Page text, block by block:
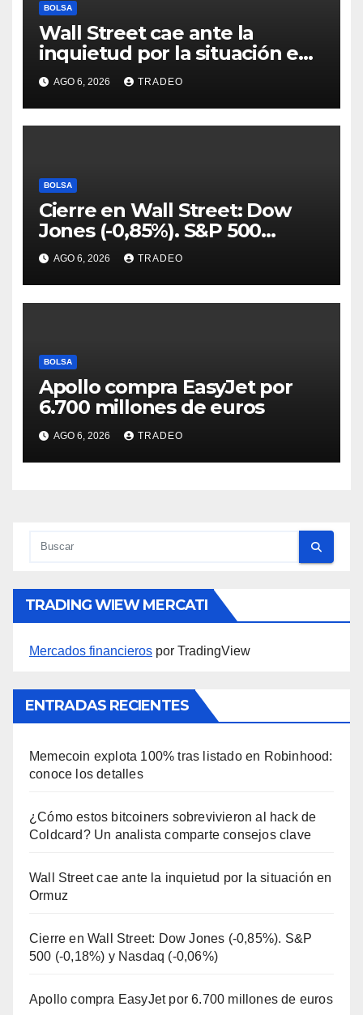
BOLSA
Wall Street cae ante la
inquietud por la situación en
Ormuz
AGO 6, 2026 TRADEO
BOLSA
Cierre en Wall Street: Dow
Jones (-0,85%). S&P 500
(-0,18%) y Nasdaq (-0,06%)
AGO 6, 2026 TRADEO
BOLSA
Apollo compra EasyJet por
6.700 millones de euros
AGO 6, 2026 TRADEO
TRADING WIEW MERCATI
Mercados financieros por TradingView
ENTRADAS RECIENTES
Memecoin explota 100% tras listado en Robinhood:
conoce los detalles
¿Cómo estos bitcoiners sobrevivieron al hack de
Coldcard? Un analista comparte consejos clave
Wall Street cae ante la inquietud por la situación en
Ormuz
Cierre en Wall Street: Dow Jones (-0,85%). S&P
500 (-0,18%) y Nasdaq (-0,06%)
Apollo compra EasyJet por 6.700 millones de euros